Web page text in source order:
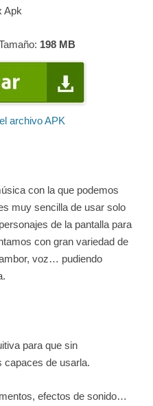
Apk
198 MB
archivo APK
con la que podemos
muy sencilla de usar solo
de la pantalla para
con gran variedad de
voz… pudiendo
para que sin
capaces de usarla.
efectos de sonido…